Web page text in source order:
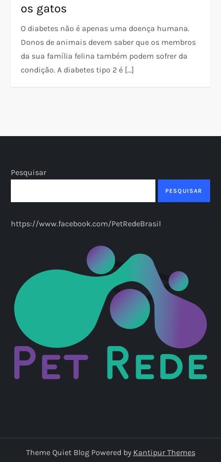
os gatos
O diabetes não é apenas uma doença humana.
Donos de animais devem saber que os membros
da sua família felina também podem sofrer da
condição. A diabetes tipo 2 é […]
Pesquisar
PESQUISAR
https://www.facebook.com/PetRedeBrasil
Theme Quiet Blog Powered by Kantipur Themes